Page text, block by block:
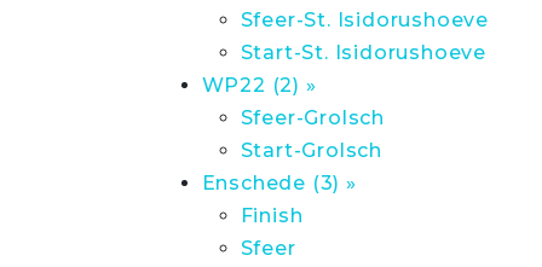
Sfeer-St. Isidorushoeve
Start-St. Isidorushoeve
WP22 (2) »
Sfeer-Grolsch
Start-Grolsch
Enschede (3) »
Finish
Sfeer